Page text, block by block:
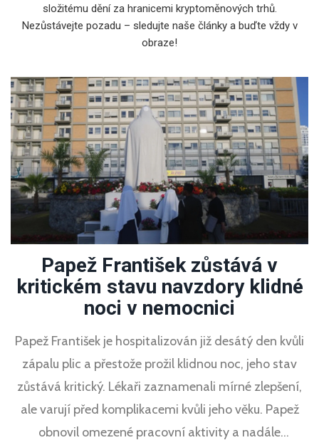
složitému dění za hranicemi kryptoměnových trhů.
Nezůstávejte pozadu – sledujte naše články a buďte vždy v
obraze!
Papež František zůstává v
kritickém stavu navzdory klidné
noci v nemocnici
Papež František je hospitalizován již desátý den kvůli
zápalu plic a přestože prožil klidnou noc, jeho stav
zůstává kritický. Lékaři zaznamenali mírné zlepšení,
ale varují před komplikacemi kvůli jeho věku. Papež
obnovil omezené pracovní aktivity a nadále